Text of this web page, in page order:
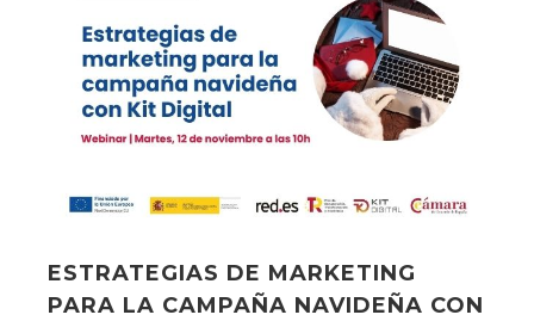
ESTRATEGIAS DE MARKETING
PARA LA CAMPAÑA NAVIDEÑA CON